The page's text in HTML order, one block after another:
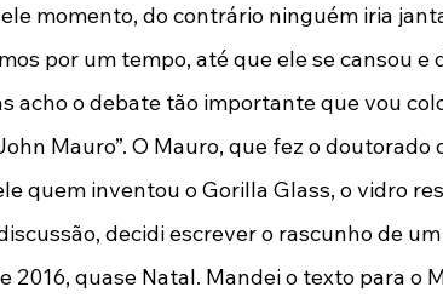
momento, do contrário ninguém iria
por um tempo, até que ele se cansou e
acho o debate tão importante que vou
Mauro”. O Mauro, que fez o doutorado
quem inventou o Gorilla Glass, o vidro
decidi escrever o rascunho de
2016, quase Natal. Mandei o texto para o